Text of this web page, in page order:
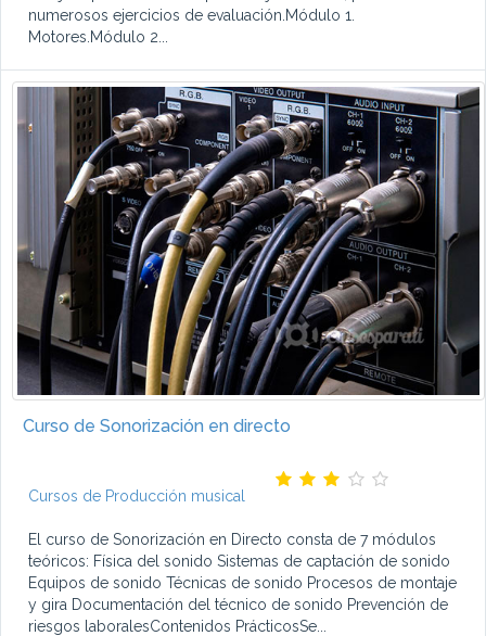
numerosos ejercicios de evaluación.Módulo 1.
Motores.Módulo 2...
Curso de Sonorización en directo
Cursos de Producción musical
El curso de Sonorización en Directo consta de 7 módulos
teóricos: Física del sonido Sistemas de captación de sonido
Equipos de sonido Técnicas de sonido Procesos de montaje
y gira Documentación del técnico de sonido Prevención de
riesgos laboralesContenidos PrácticosSe...